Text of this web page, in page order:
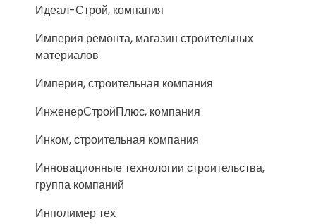
Идеал-Строй, компания
Империя ремонта, магазин строительных
материалов
Империя, строительная компания
ИнженерСтройПлюс, компания
Инком, строительная компания
Инновационные технологии строительства,
группа компаний
Инполимер тех